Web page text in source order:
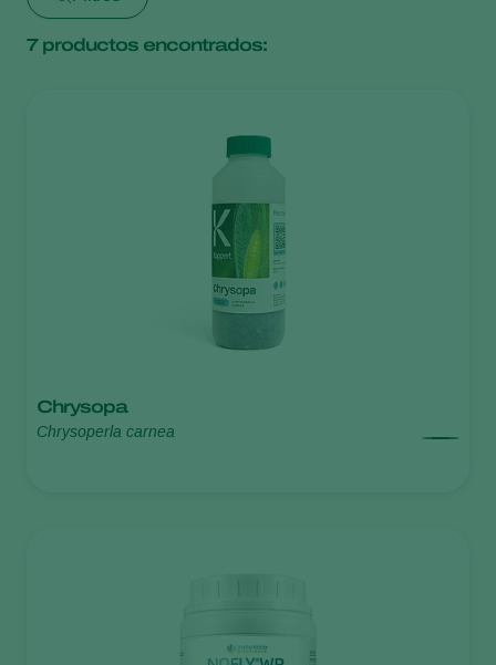
7productos encontrados:
Chrysopa
Chrysoperla carnea